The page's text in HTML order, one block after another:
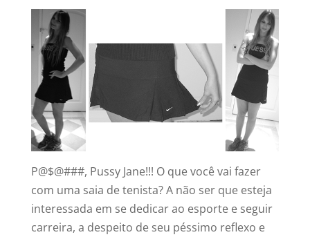
P@$@###, Pussy Jane!!! O que você vai fazer
com uma saia de tenista? A não ser que esteja
interessada em se dedicar ao esporte e seguir
carreira, a despeito de seu péssimo reflexo e